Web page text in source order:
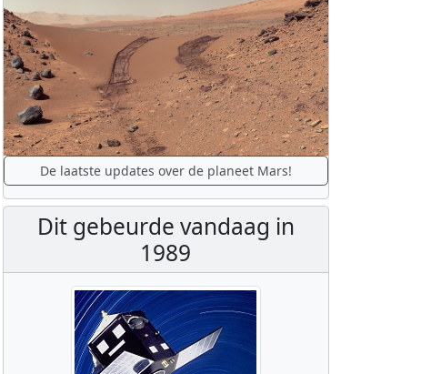
De laatste updates over de planeet Mars!
Dit gebeurde vandaag in
1989